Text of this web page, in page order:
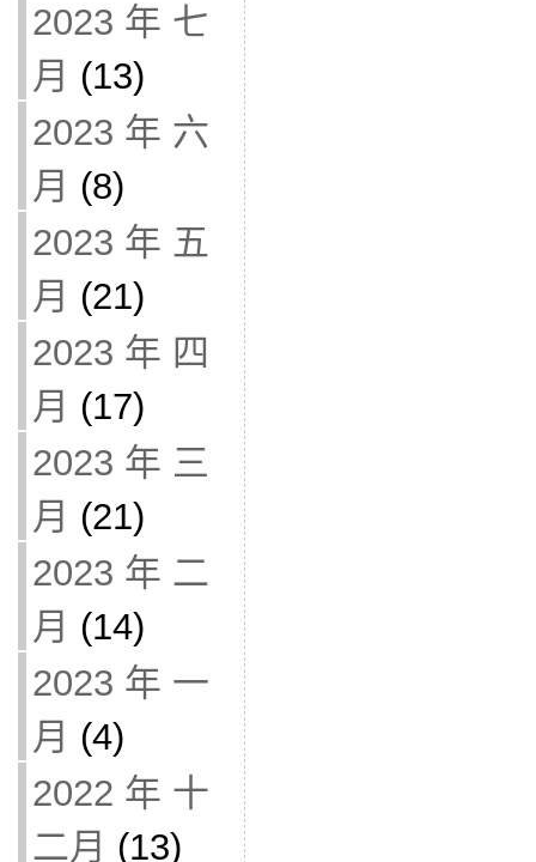
2023 年 七
月 (13)
2023 年 六
月 (8)
2023 年 五
月 (21)
2023 年 四
月 (17)
2023 年 三
月 (21)
2023 年 二
月 (14)
2023 年 一
月 (4)
2022 年 十
二月 (13)